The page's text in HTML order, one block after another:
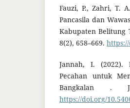
Fauzi, P., Zahri, T.
Pancasila dan
Kabupaten Belitung
8(2), 658–669.
Jannah, I. (2022).
Pecahan untuk
Bangkalan .
https://doi.org/